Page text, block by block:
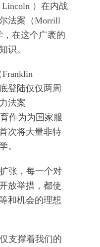
Lincoln ）在内战
法案（Morrill
在这个广袤的
识。
登陆仅仅两周
法案
作为为国家服
次将大量非特
。
张，每一个对
放举措，都使
和机会的理想
支撑着我们的